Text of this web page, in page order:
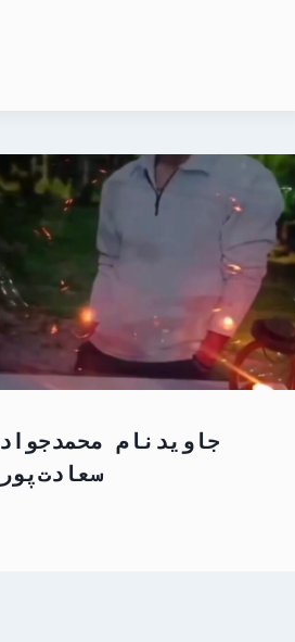
جاویدنام محمدجواد
سعادت‌پور